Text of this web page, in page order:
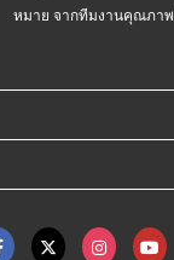
หมาย จากทีมงานคุณภาพ